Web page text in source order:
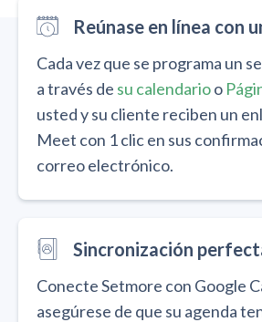
Reúnase en línea con
Cada vez que se programa un
a través de su calendarioo
usted y su cliente reciben un
Meet con 1 clic en sus
correo electrónico.
Sincronización
Conecte Setmore con Google
asegúrese de que su agenda